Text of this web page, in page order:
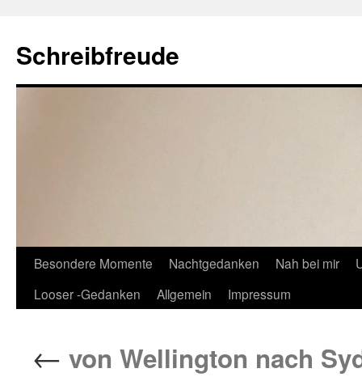
Schreibfreude
Besondere Momente Nachtgedanken Nah bei mir
Looser -Gedanken
Allgemein Impressum
← von Wellington nach